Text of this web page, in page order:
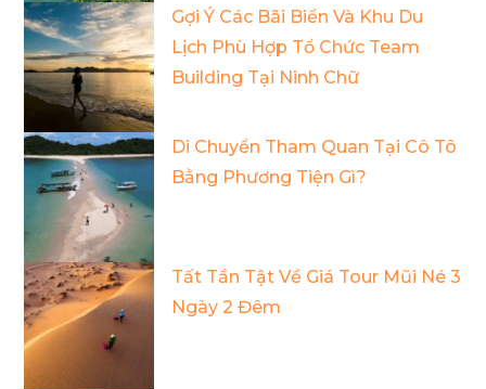
Gợi Ý Các Bãi Biển Và Khu Du
Lịch Phù Hợp Tổ Chức Team
Building Tại Ninh Chữ
Di Chuyển Tham Quan Tại Cô Tô
Bằng Phương Tiện Gì?
Tất Tần Tật Về Giá Tour Mũi Né 3
Ngày 2 Đêm